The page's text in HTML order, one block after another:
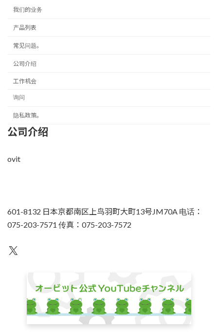
我们的业务
产品列表
常见问题。
公司介绍
工作机会
询问
隐私政策。
公司介绍
ovit
601-8132 日本京都南区上鸟羽町大町13号JM70A 电话：
075-203-7571 传真：075-203-7572
不为人知